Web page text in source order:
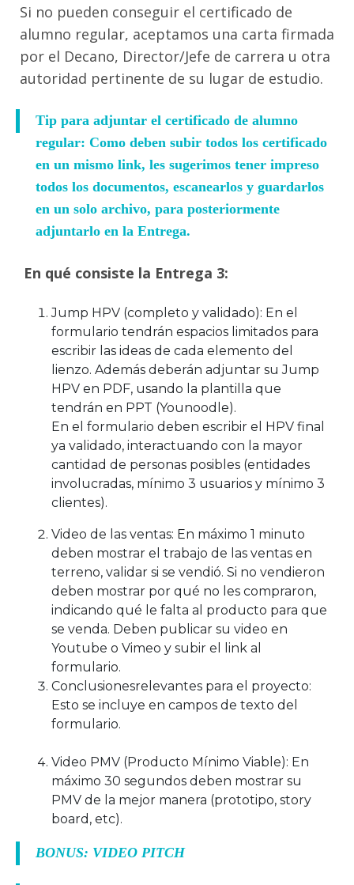
Si no pueden conseguir el certificado de
alumno regular, aceptamos una carta firmada
por el Decano, Director/Jefe de carrera u otra
autoridad pertinente de su lugar de estudio.
Tip para adjuntar el certificado de alumno
regular: Como deben subir todos los certificado
en un mismo link, les sugerimos tener impreso
todos los documentos, escanearlos y guardarlos
en un solo archivo, para posteriormente
adjuntarlo en la Entrega.
En qué consiste la Entrega 3:
Jump HPV (completo y validado): En el
formulario tendrán espacios limitados para
escribir las ideas de cada elemento del
lienzo. Además deberán adjuntar su Jump
HPV en PDF, usando la plantilla que
tendrán en PPT (Younoodle).
En el formulario deben escribir el HPV final
ya validado, interactuando con la mayor
cantidad de personas posibles (entidades
involucradas, mínimo 3 usuarios y mínimo 3
clientes).
Video de las ventas: En máximo 1 minuto
deben mostrar el trabajo de las ventas en
terreno, validar si se vendió. Si no vendieron
deben mostrar por qué no les compraron,
indicando qué le falta al producto para que
se venda. Deben publicar su video en
Youtube o Vimeo y subir el link al
formulario.
Conclusionesrelevantes para el proyecto:
Esto se incluye en campos de texto del
formulario.
Video PMV (Producto Mínimo Viable): En
máximo 30 segundos deben mostrar su
PMV de la mejor manera (prototipo, story
board, etc).
BONUS: VIDEO PITCH